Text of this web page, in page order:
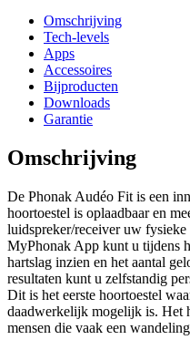
Omschrijving
Tech-levels
Apps
Accessoires
Bijproducten
Downloads
Garantie
Omschrijving
De Phonak Audéo Fit is een
hoortoestel is oplaadbaar en
luidspreker/receiver uw
MyPhonak App kunt u tijdens
hartslag inzien en het aantal
resultaten kunt u zelfstandig
Dit is het eerste hoortoestel
daadwerkelijk mogelijk is. Het
mensen die vaak een